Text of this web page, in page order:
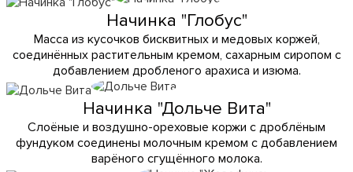
Начинка "Глобус"
Масса из кусочков бисквитных и медовых коржей,
соединённых растительным кремом, сахарным сиропом с
добавлением дробленого арахиса и изюма.
Начинка "Дольче Вита"
Слоёные и воздушно-ореховые коржи с дроблёным
фундуком соединены молочным кремом с добавлением
варёного сгущённого молока.